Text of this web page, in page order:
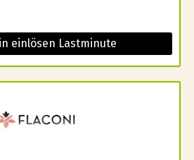
einlösen Lastminute